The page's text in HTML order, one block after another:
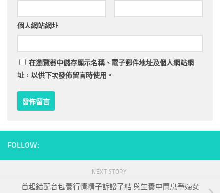
個人網站網址
在瀏覽器中儲存顯示名稱、電子郵件地址及個人網站網
址，以供下次發佈留言時使用。
FOLLOW:
NEXT STORY
首起錯配台包養行情精子訴訟了結 與生養中間息爭婦女